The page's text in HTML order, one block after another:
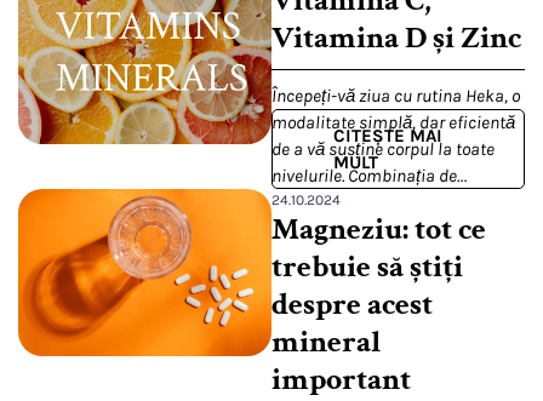
Vitamina D și Zinc
Începeți-vă ziua cu rutina Heka, o
modalitate simplă, dar eficientă
de a vă susține corpul la toate
nivelurile. Combinația de…
CITEȘTE MAI
MULT
24.10.2024
Magneziu: tot ce
trebuie să știți
despre acest
mineral
important